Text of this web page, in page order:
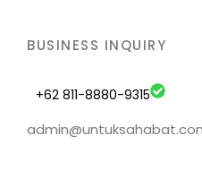
BUSINESS INQUIRY
+62 811-8880-9315